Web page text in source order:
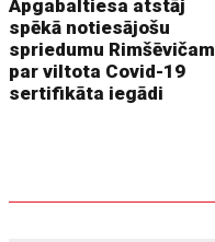
Apgabaltiesa atstāj
spēkā notiesājošu
spriedumu Rimšēvičam
par viltota Covid-19
sertifikāta iegādi